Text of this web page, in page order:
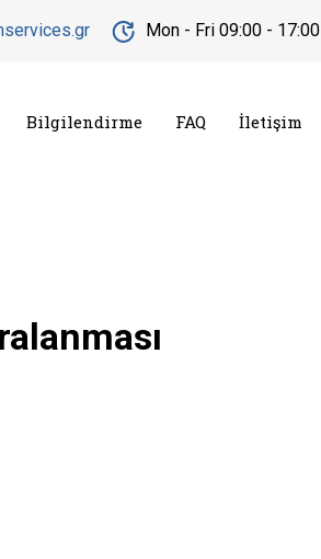
Mon - Fri 09:00 - 17:00
Bilgilendirme FAQ İletişim